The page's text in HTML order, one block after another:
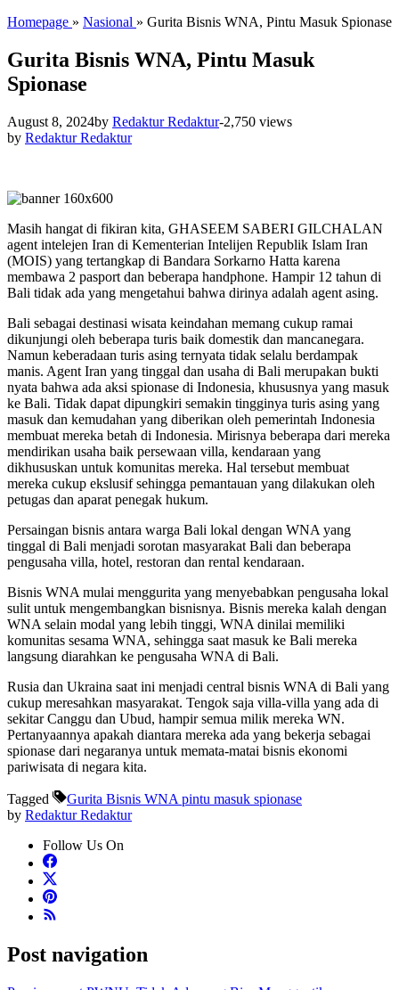
Homepage » Nasional » Gurita Bisnis WNA, Pintu Masuk Spionase
Gurita Bisnis WNA, Pintu Masuk
Spionase
August 8, 2024by Redaktur Redaktur-2,750 views
by Redaktur Redaktur
Masih hangat di fikiran kita, GHASEEM SABERI GILCHALAN
agent intelejen Iran di Kementerian Intelijen Republik Islam Iran
(MOIS) yang tertangkap di Bandara Sorkarno Hatta karena
membawa 2 pasport dan beberapa handphone. Hampir 12 tahun di
Bali tidak ada yang mengetahui bahwa dirinya adalah agent asing.
Bali sebagai destinasi wisata keindahan memang cukup ramai
dikunjungi oleh beberapa turis baik domestik dan mancanegara.
Namun keberadaan turis asing ternyata tidak selalu berdampak
manis. Agent Iran yang tinggal dan usaha di Bali merupakan bukti
nyata bahwa ada aksi spionase di Indonesia, khususnya yang masuk
ke Bali. Tidak dapat dipungkiri semakin tingginya turis asing yang
masuk dan kemudahan yang diberikan oleh pemerintah Indonesia
membuat mereka betah di Indonesia. Mirisnya beberapa dari mereka
mendirikan usaha baik persewaan villa, kendaraan yang
dikhususkan untuk komunitas mereka. Hal tersebut membuat
mereka cukup ekslusif sehingga pemantauan yang dilakukan oleh
petugas dan aparat penegak hukum.
Persaingan bisnis antara warga Bali lokal dengan WNA yang
tinggal di Bali menjadi sorotan masyarakat Bali dan beberapa
pengusaha villa, hotel, restoran dan rental kendaraan.
Bisnis WNA mulai menggurita yang menyebabkan pengusaha lokal
sulit untuk mengembangkan bisnisnya. Bisnis mereka kalah dengan
WNA selain modal yang lebih tinggi, WNA dinilai memiliki
komunitas sesama WNA, sehingga saat masuk ke Bali mereka
langsung diarahkan ke pengusaha WNA di Bali.
Rusia dan Ukraina saat ini menjadi central bisnis WNA di Bali yang
cukup meresahkan masyarakat. Tengok saja villa-villa yang ada di
sekitar Canggu dan Ubud, hampir semua milik mereka WN.
Pertanyaannya apakah diantara mereka ada yang bekerja sebagai
spionase dari negaranya untuk memata-matai bisnis ekonomi
pariwisata di negara kita.
Tagged
Gurita Bisnis WNA pintu masuk spionase
by Redaktur Redaktur
Follow Us On
Post navigation